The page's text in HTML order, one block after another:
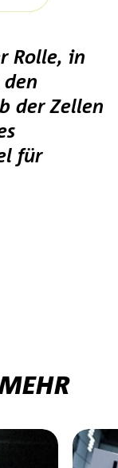
Rolle, in
der Zellen
für